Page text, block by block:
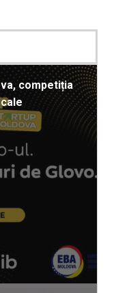
competiția